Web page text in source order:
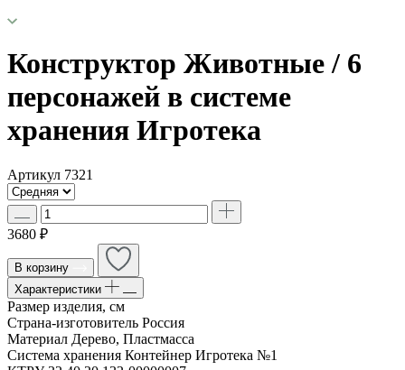
Конструктор Животные / 6
персонажей в системе
хранения Игротека
Артикул 7321
3680 ₽
В корзину
Характеристики
Размер изделия, см
Страна-изготовитель Россия
Материал Дерево, Пластмасса
Система хранения Контейнер Игротека №1